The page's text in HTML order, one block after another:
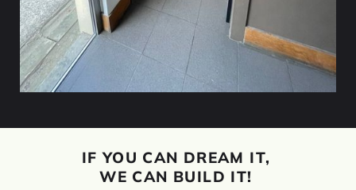
IF YOU CAN DREAM IT,
WE CAN BUILD IT!